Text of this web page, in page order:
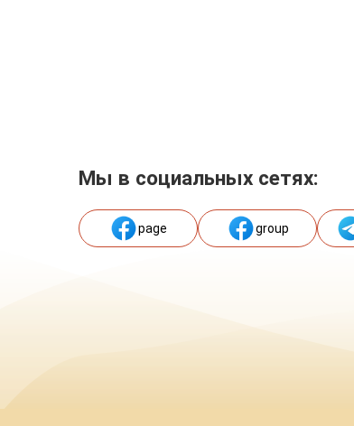
Мы в социальных сетях:
page group